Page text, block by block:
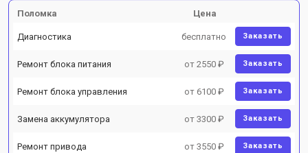
Поломка Цена
Диагностика бесплатно Заказать
Ремонт блока питания от 2550 ₽ Заказать
Ремонт блока управления от 6100 ₽ Заказать
Замена аккумулятора от 3300 ₽ Заказать
Ремонт привода от 3550 ₽ Заказать